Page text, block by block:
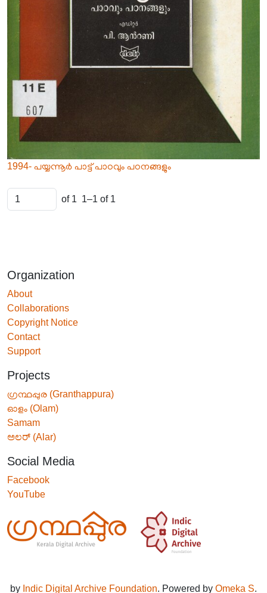
1994- പയ്യന്നൂർ പാട്ട് പാഠവും പഠനങ്ങളും
of 1 1–1 of 1
Organization
About
Collaborations
Copyright Notice
Contact
Support
Projects
ഗ്രന്ഥപ്പുര (Granthappura)
ഓളം (Olam)
Samam
ಅಲರ್ (Alar)
Social Media
Facebook
YouTube
by Indic Digital Archive Foundation. Powered by Omeka S.